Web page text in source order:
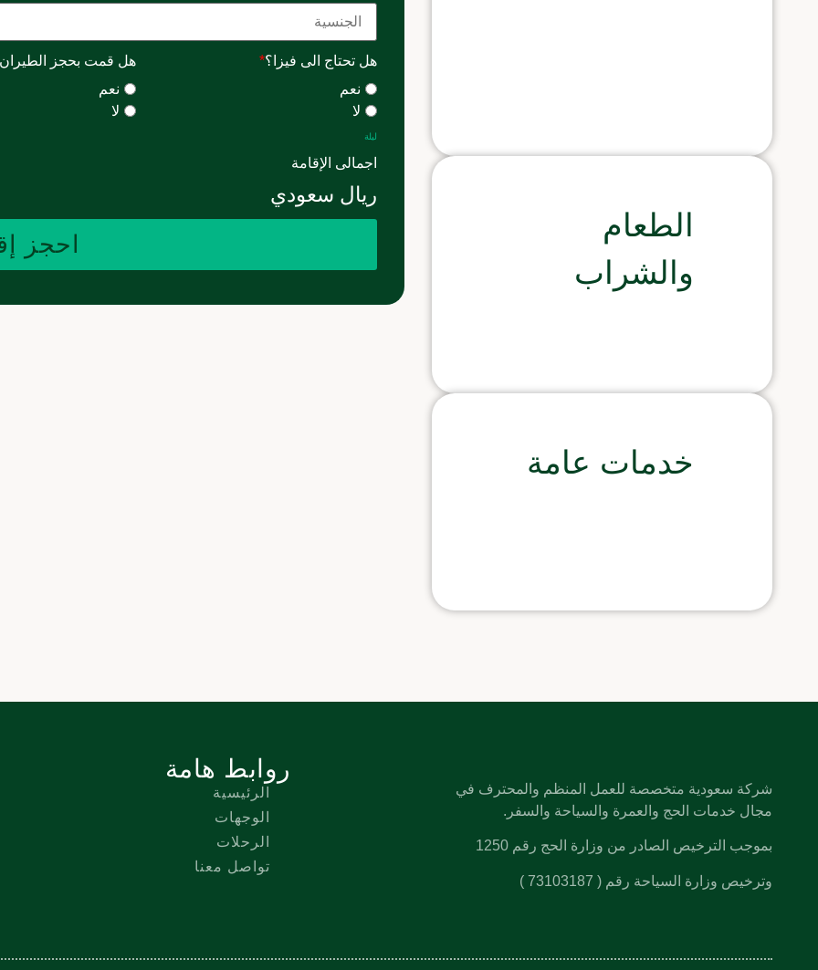
الطعام
والشراب
خدمات عامة
هل تحتاج الى فيزا؟*
نعم
لا
هل قمت بحجز الطيران
نعم
لا
ليلة
اجمالى الإقامة
ريال سعودي
احجز
شركة سعودية متخصصة للعمل المنظم والمحترف في
مجال خدمات الحج والعمرة والسياحة والسفر.
بموجب الترخيص الصادر من وزارة الحج رقم 1250
وترخيص وزارة السياحة رقم ( 73103187 )
روابط هامة
الرئيسية
الوجهات
الرحلات
تواصل معنا